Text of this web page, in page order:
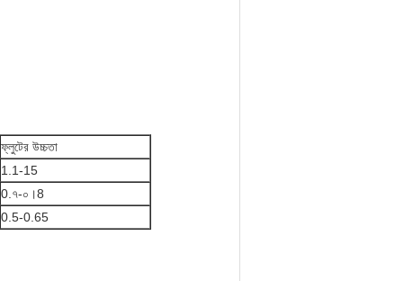
ফ্লুটের উচ্চতা
1.1-15
0.৭-০।8
0.5-0.65